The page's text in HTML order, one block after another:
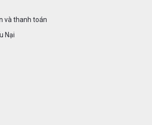
và thanh toán
Nại